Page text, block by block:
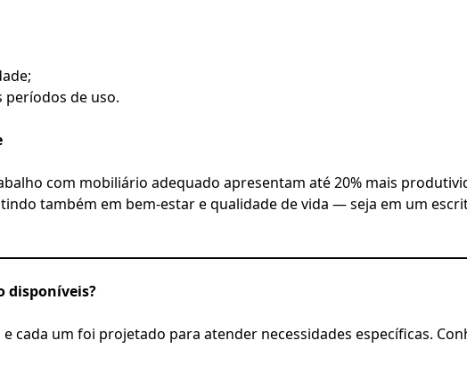
de uso.
com mobiliário adequado apresentam até 20% mais
também em bem-estar e qualidade de vida — seja em um
disponíveis?
cada um foi projetado para atender necessidades específicas.